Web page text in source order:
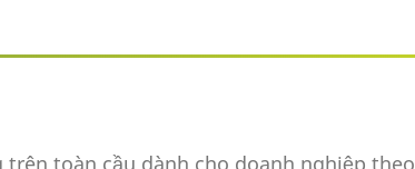
toàn cầu dành cho doanh nghiệp theo